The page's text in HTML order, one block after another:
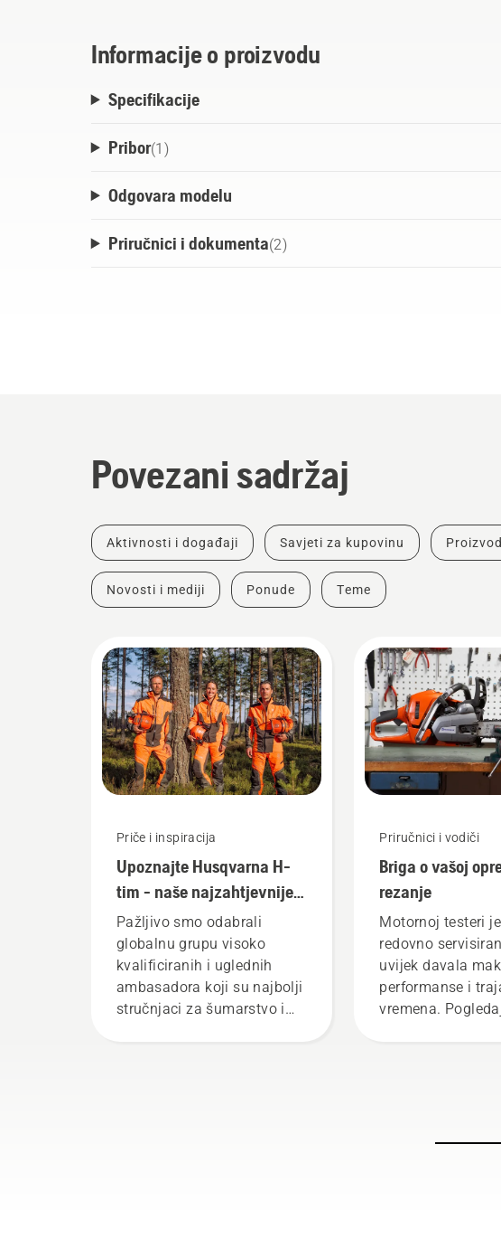
Informacije o proizvodu
Specifikacije
Pribor(1 )
Odgovara modelu
Priručnici i dokumenta(2)
Povezani sadržaj
Aktivnosti i događaji Savjeti za kupovinu
Novosti i mediji Ponude Teme
Priče i inspiracija
Upoznajte Husqvarna H-
tim - naše najzahtjevnije
korisnike
Pažljivo smo odabrali
globalnu grupu visoko
kvalificiranih i uglednih
ambasadora koji su najbolji
stručnjaci za šumarstvo i
Priručnici i vodiči
Briga o vašoj
rezanje
Motornoj testeri
redovno
uvijek davala
performanse i
vremena.